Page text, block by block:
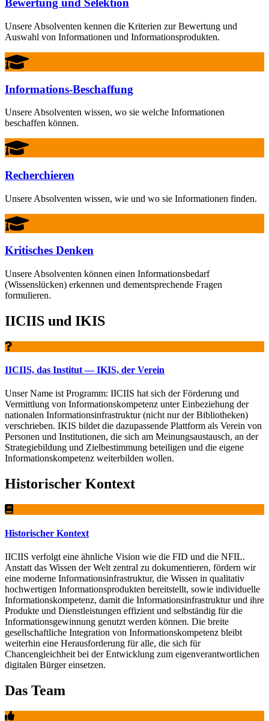
Bewertung und Selektion
Unsere Absolventen kennen die Kriterien zur Bewertung und
Auswahl von Informationen und Informationsprodukten.
Informations-Beschaffung
Unsere Absolventen wissen, wo sie welche Informationen
beschaffen können.
Recherchieren
Unsere Absolventen wissen, wie und wo sie Informationen finden.
Kritisches Denken
Unsere Absolventen können einen Informationsbedarf
(Wissenslücken) erkennen und dementsprechende Fragen
formulieren.
IICIIS und IKIS
IICIIS, das Institut — IKIS, der Verein
Unser Name ist Programm: IICIIS hat sich der Förderung und
Vermittlung von Informationskompetenz unter Einbeziehung der
nationalen Informationsinfrastruktur (nicht nur der Bibliotheken)
verschrieben. IKIS bildet die dazupassende Plattform als Verein von
Personen und Institutionen, die sich am Meinungsaustausch, an der
Strategiebildung und Zielbestimmung beteiligen und die eigene
Informationskompetenz weiterbilden wollen.
Historischer Kontext
Historischer Kontext
IICIIS verfolgt eine ähnliche Vision wie die FID und die NFIL.
Anstatt das Wissen der Welt zentral zu dokumentieren, fördern wir
eine moderne Informationsinfrastruktur, die Wissen in qualitativ
hochwertigen Informationsprodukten bereitstellt, sowie individuelle
Informations­kompetenz, damit die Informationsinfrastruktur und ihre
Produkte und Dienstleistungen effizient und selbständig für die
Informationsgewinnung genutzt werden können. Die breite
gesellschaftliche Integration von Informationskompetenz bleibt
weiterhin eine Herausforderung für alle, die sich für
Chancengleichheit bei der Entwicklung zum eigenverantwortlichen
digitalen Bürger einsetzen.
Das Team